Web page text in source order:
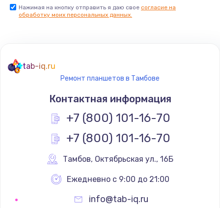
Замена видеочипа
745 руб.
Заказать
Замена видеокарты
1600 руб.
Заказать
Ремонт цепей питания
2500 руб.
Нажимая на кнопку отправить я даю свое согласие на
обработку моих персональных данных.
tab-iq.ru
Ремонт планшетов в Тамбове
Контактная информация
+7 (800) 101-16-70
+7 (800) 101-16-70
Тамбов, Октябрьская ул., 16Б
Ежедневно с 9:00 до 21:00
info@tab-iq.ru